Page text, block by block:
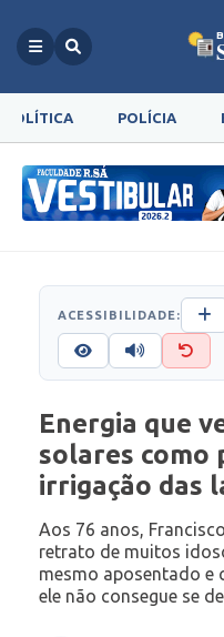
POLÍTICA POLÍCIA
ACESSIBILIDADE:
Energia que
solares como
irrigação das
Aos 76 anos,
retrato de muitos
mesmo aposentado e
ele não consegue se